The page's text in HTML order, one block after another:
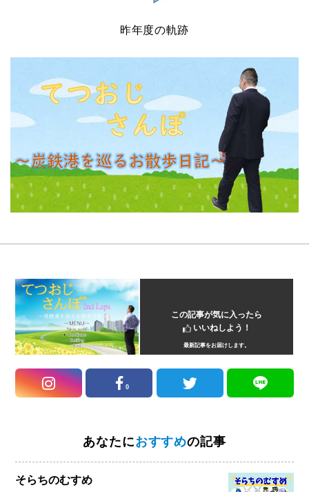
昨年度の軌跡
この記事が気に入ったら
いいねしよう！
最新記事をお届けします。
0
あなたにおすすめの記事
そらちのむすめ